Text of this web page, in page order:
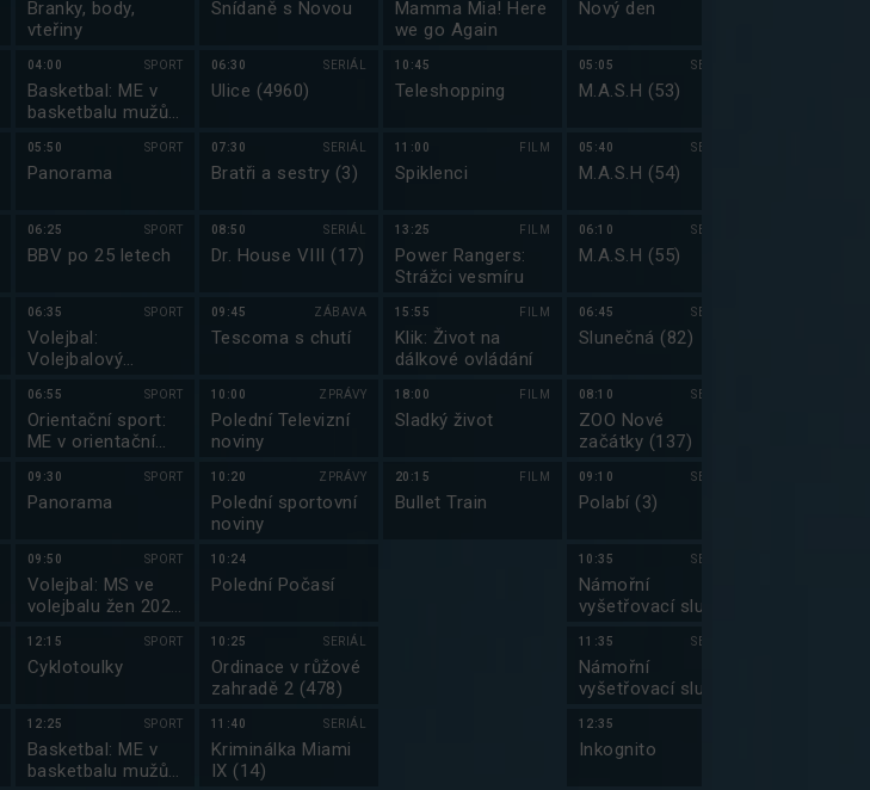
Branky, body,
vteřiny
04:00 SPORT
Basketbal: ME v
basketbalu mužů
05:50 SPORT
Panorama
06:25 SPORT
BBV po 25 letech
06:35 SPORT
Volejbal:
Volejbalový
06:55 SPORT
Orientační sport:
ME v orientačním
09:30 SPORT
Panorama
09:50 SPORT
Volejbal: MS ve
volejbalu žen 2025
12:15 SPORT
Cyklotoulky
12:25 SPORT
Basketbal: ME v
basketbalu mužů
Snídaně s Novou
06:30 SERIÁL
Ulice (4960)
07:30 SERIÁL
Bratři a sestry (3)
08:50 SERIÁL
Dr. House VIII (17)
09:45 ZÁBAVA
Tescoma s chutí
10:00 ZPRÁVY
Polední Televizní
noviny
10:20 ZPRÁVY
Polední sportovní
noviny
10:24
Polední Počasí
10:25 SERIÁL
Ordinace v růžové
zahradě 2 (478)
11:40 SERIÁL
Kriminálka Miami
IX (14)
Mamma Mia! Here
we go Again
10:45
Teleshopping
11:00 FILM
Spiklenci
13:25 FILM
Power Rangers:
Strážci vesmíru
15:55 FILM
Klik: Život na
dálkové ovládání
18:00 FILM
Sladký život
20:15 FILM
Bullet Train
Nový den
05:05 SERIÁL
M.A.S.H (53)
05:40 SERIÁL
M.A.S.H (54)
06:10 SERIÁL
M.A.S.H (55)
06:45 SERIÁL
Slunečná (82)
08:10 SERIÁL
ZOO Nové
začátky (137)
09:10 SERIÁL
Polabí (3)
10:35 SERIÁL
Námořní
vyšetřovací služba
11:35 SERIÁL
Námořní
vyšetřovací služba
12:35
Inkognito